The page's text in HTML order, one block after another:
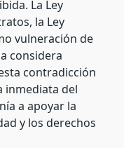
La Ley
la Ley
vulneración de
considera
contradicción
inmediata del
a apoyar la
y los derechos